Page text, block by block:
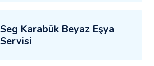
Seg Karabük Beyaz Eşya
Servisi